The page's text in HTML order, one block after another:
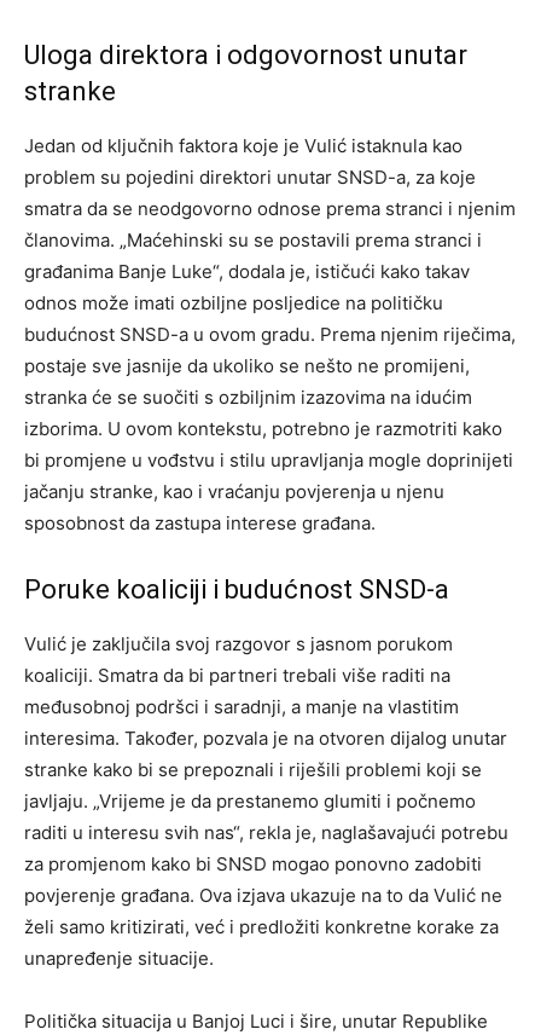
Uloga direktora i odgovornost unutar
stranke
Jedan od ključnih faktora koje je Vulić istaknula kao
problem su pojedini direktori unutar SNSD-a, za koje
smatra da se neodgovorno odnose prema stranci i njenim
članovima. „Maćehinski su se postavili prema stranci i
građanima Banje Luke“, dodala je, ističući kako takav
odnos može imati ozbiljne posljedice na političku
budućnost SNSD-a u ovom gradu. Prema njenim riječima,
postaje sve jasnije da ukoliko se nešto ne promijeni,
stranka će se suočiti s ozbiljnim izazovima na idućim
izborima. U ovom kontekstu, potrebno je razmotriti kako
bi promjene u vođstvu i stilu upravljanja mogle doprinijeti
jačanju stranke, kao i vraćanju povjerenja u njenu
sposobnost da zastupa interese građana.
Poruke koaliciji i budućnost SNSD-a
Vulić je zaključila svoj razgovor s jasnom porukom
koaliciji. Smatra da bi partneri trebali više raditi na
međusobnoj podršci i saradnji, a manje na vlastitim
interesima. Također, pozvala je na otvoren dijalog unutar
stranke kako bi se prepoznali i riješili problemi koji se
javljaju. „Vrijeme je da prestanemo glumiti i počnemo
raditi u interesu svih nas“, rekla je, naglašavajući potrebu
za promjenom kako bi SNSD mogao ponovno zadobiti
povjerenje građana. Ova izjava ukazuje na to da Vulić ne
želi samo kritizirati, već i predložiti konkretne korake za
unapređenje situacije.
Politička situacija u Banjoj Luci i šire, unutar Republike